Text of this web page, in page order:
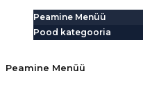
Peamine Menüü
Pood kategooria
Peamine Menüü